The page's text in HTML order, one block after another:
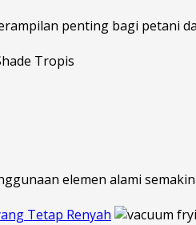
penting bagi petani
elemen alami
Tetap Renyah